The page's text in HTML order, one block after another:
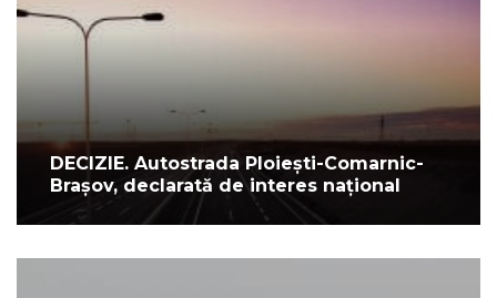
DECIZIE. Autostrada Ploiești-Comarnic-
Brașov, declarată de interes național